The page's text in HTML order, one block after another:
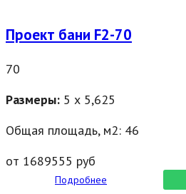
Проект бани F2-70
70
Размеры: 5 х 5,625
Общая площадь, м2: 46
от 1689555 руб
Подробнее